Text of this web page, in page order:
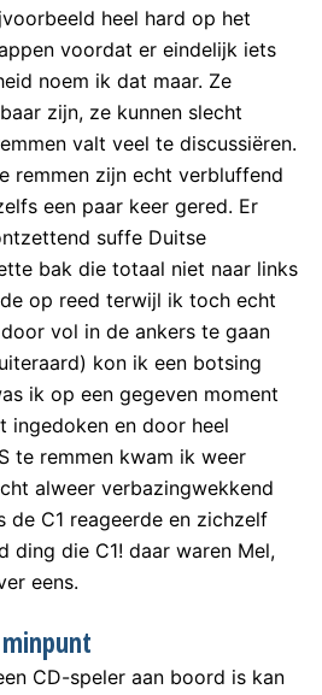
heel hard op het
voordat er eindelijk iets
noem ik dat maar. Ze
zijn, ze kunnen slecht
valt veel te discussiëren.
remmen zijn echt verbluffend
een paar keer gered. Er
suffe Duitse
bak die totaal niet naar links
op reed terwijl ik toch echt
vol in de ankers te gaan
kon ik een botsing
ik op een gegeven moment
ingedoken en door heel
te remmen kwam ik weer
alweer verbazingwekkend
de C1 reageerde en zichzelf
ding die C1! daar waren Mel,
eens.
CD-speler aan boord is kan